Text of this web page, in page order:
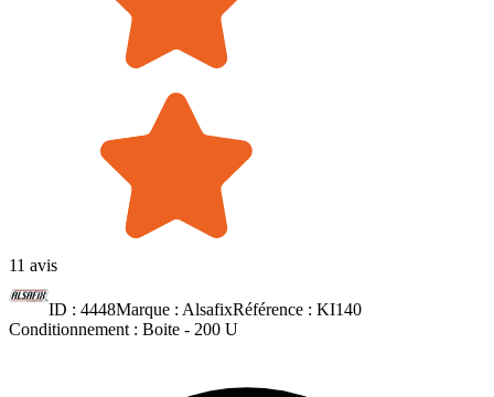
11 avis
ID : 4448Marque : AlsafixRéférence : KI140
Conditionnement : Boite - 200 U